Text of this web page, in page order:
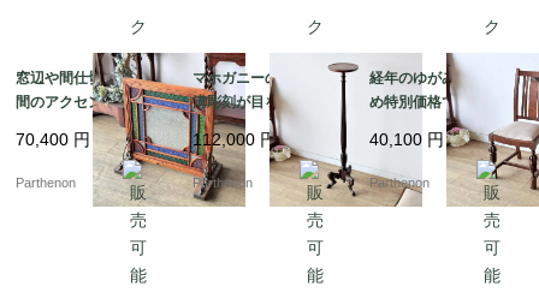
窓辺や間仕切りに、空
間のアクセントとなる
美しい幾何学デザイ
ン。色鮮やかなテクス
チャガラスが彩る、木
枠付きステンドグラス
70,400 円
Parthenon
マホガニーの美しい縦
溝彫刻が目を惹く、空
間を優雅に彩るスリム
なフォルムの花台・ラ
ンプスタンド【fo15
1】
112,000 円
Parthenon
経年のゆがみがあるた
め特別価格でのご案
内。バルボスレッグが
映えるオーク材ダイニ
ングチェア【ds57-2】
40,100 円
Parthenon